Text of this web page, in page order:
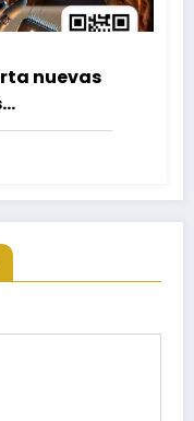
nuevas
los
medio